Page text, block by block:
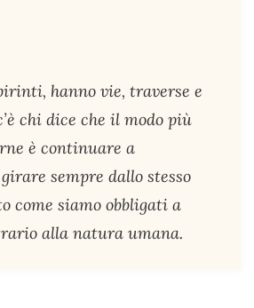
hanno vie, traverse e
chi dice che il modo più
è continuare a
sempre dallo stesso
come siamo obbligati a
alla natura umana.